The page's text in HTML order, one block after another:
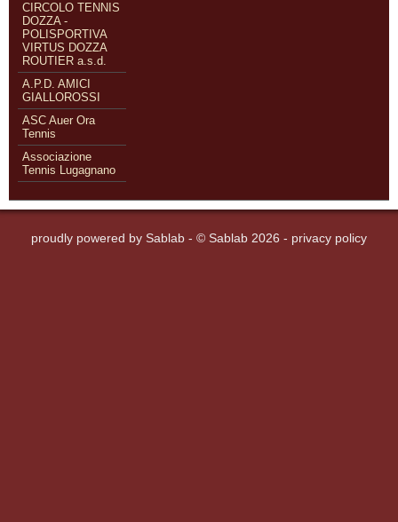
CIRCOLO TENNIS
DOZZA -
POLISPORTIVA
VIRTUS DOZZA
ROUTIER a.s.d.
A.P.D. AMICI
GIALLOROSSI
ASC Auer Ora
Tennis
Associazione
Tennis Lugagnano
proudly powered by Sablab - © Sablab 2026 - privacy policy